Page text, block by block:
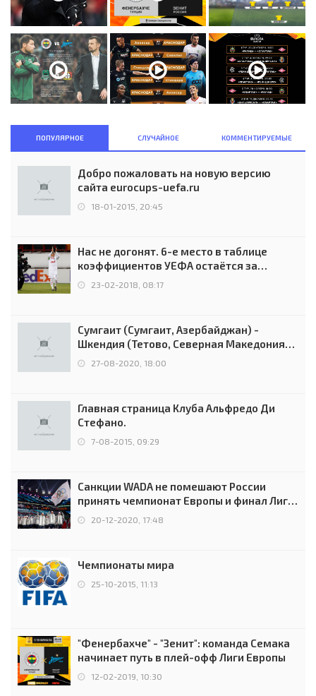
ПОПУЛЯРНОЕ СЛУЧАЙНОЕ КОММЕНТИРУЕМЫЕ
Добро пожаловать на новую версию
сайта eurocups-uefa.ru
18-01-2015, 20:45
Нас не догонят. 6-е место в таблице
коэффициентов УЕФА остаётся за
Россией
23-02-2018, 08:17
Сумгаит (Сумгаит, Азербайджан) -
Шкендия (Тетово, Северная Македония) -
0:2 (0:0)
27-08-2020, 18:00
Главная страница Клуба Альфредо Ди
Стефано.
7-08-2015, 09:29
Санкции WADA не помешают России
принять чемпионат Европы и финал Лиги
чемпионов.
20-12-2020, 17:48
Чемпионаты мира
25-10-2015, 11:13
"Фенербахче" - "Зенит": команда Семака
начинает путь в плей-офф Лиги Европы
12-02-2019, 10:30